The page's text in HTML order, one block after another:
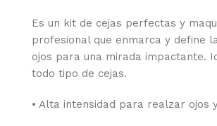
Es un kit de cejas perfectas y
profesional que enmarca y define
ojos para una mirada impactante.
todo tipo de cejas.
• Alta intensidad para realzar ojos